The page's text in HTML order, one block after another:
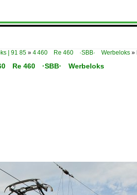
| 91 85 » 4 460 Re 460 ·SBB· Werbeloks »
Re 460 ·SBB· Werbeloks